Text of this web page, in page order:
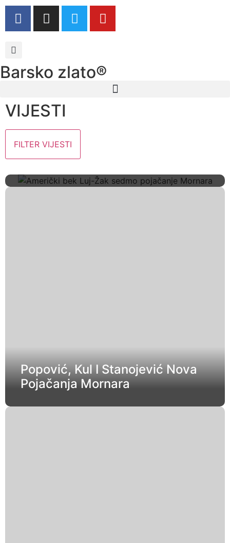
Barsko zlato®
VIJESTI
FILTER VIJESTI
Američki Bek Luj-Žak Sedmo
Pojačanje Mornara
Popović, Kul I Stanojević Nova
Pojačanja Mornara